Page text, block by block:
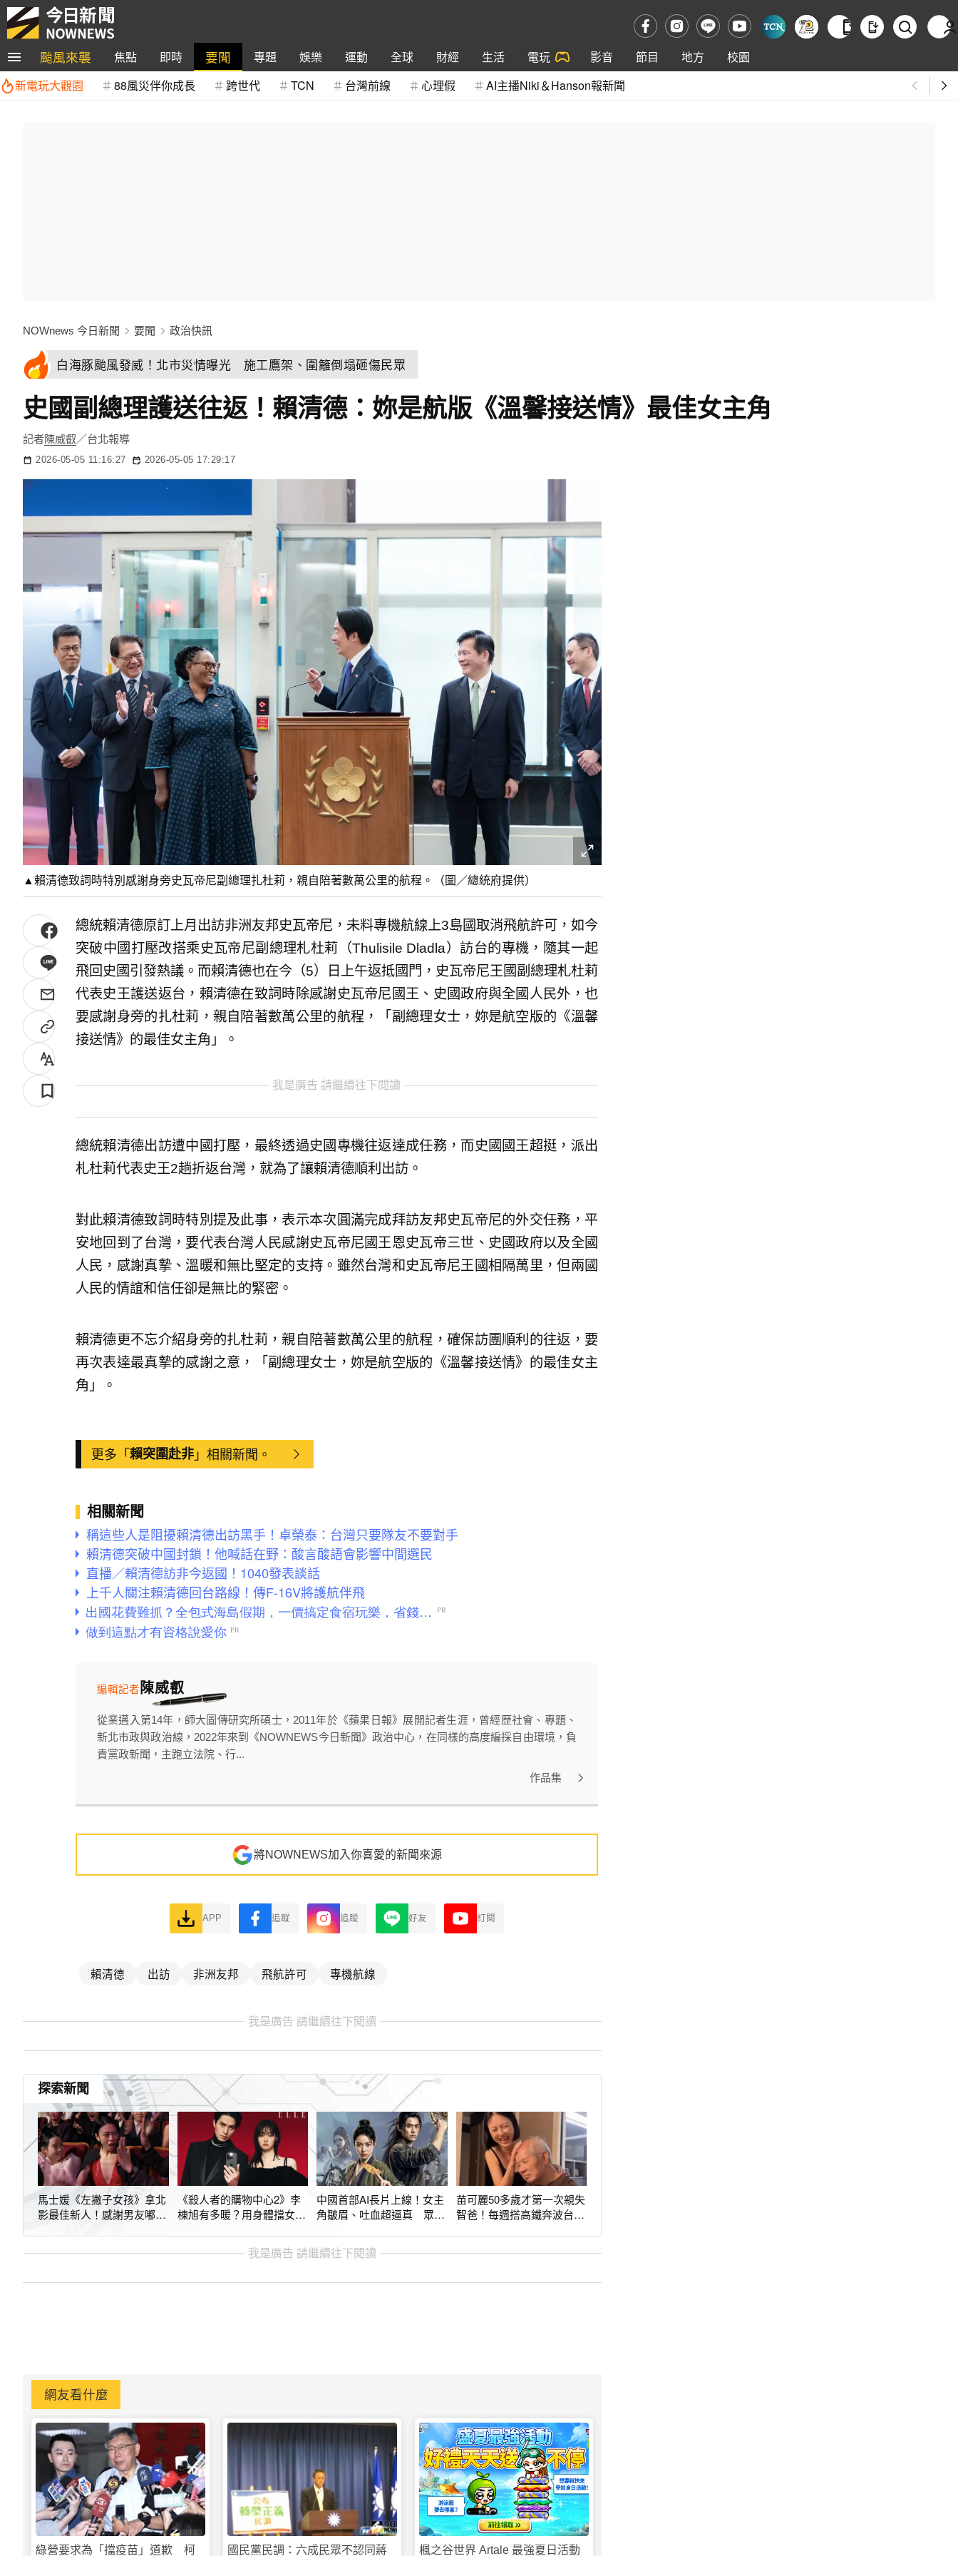
颱風來襲 焦點 即時 要聞 專題 娛樂 運動 全球 財經 生活 電玩 影音 節目 地方
校園
新電玩大觀園
88風災伴你成長 跨世代 TCN 台灣前線 心理假 AI主播Niki＆Hanson報新聞
NOWnews 今日新聞 要聞 政治快訊
白海豚颱風發威！北市災情曝光 施工鷹架、圍籬倒塌砸傷民眾
史國副總理護送往返！賴清德：妳是航版《溫馨接送情》最佳女主角
記者陳威叡／台北報導
2026-05-05 11:16:27 2026-05-05 17:29:17
▲賴清德致詞時特別感謝身旁史瓦帝尼副總理扎杜莉，親自陪著數萬公里的航程。（圖／總統府提供）
總統賴清德原訂上月出訪非洲友邦史瓦帝尼，未料專機航線上3島國取消飛航許可，如今
突破中國打壓改搭乘史瓦帝尼副總理札杜莉（Thulisile Dladla）訪台的專機，隨其一起
飛回史國引發熱議。而賴清德也在今（5）日上午返抵國門，史瓦帝尼王國副總理札杜莉
代表史王護送返台，賴清德在致詞時除感謝史瓦帝尼國王、史國政府與全國人民外，也
要感謝身旁的扎杜莉，親自陪著數萬公里的航程，「副總理女士，妳是航空版的《溫馨
接送情》的最佳女主角」。
我是廣告 請繼續往下閱讀
總統賴清德出訪遭中國打壓，最終透過史國專機往返達成任務，而史國國王超挺，派出
札杜莉代表史王2趟折返台灣，就為了讓賴清德順利出訪。
對此賴清德致詞時特別提及此事，表示本次圓滿完成拜訪友邦史瓦帝尼的外交任務，平
安地回到了台灣，要代表台灣人民感謝史瓦帝尼國王恩史瓦帝三世、史國政府以及全國
人民，感謝真摯、溫暖和無比堅定的支持。雖然台灣和史瓦帝尼王國相隔萬里，但兩國
人民的情誼和信任卻是無比的緊密。
賴清德更不忘介紹身旁的扎杜莉，親自陪著數萬公里的航程，確保訪團順利的往返，要
再次表達最真摯的感謝之意，「副總理女士，妳是航空版的《溫馨接送情》的最佳女主
角」。
更多「賴突圍赴非」相關新聞。
相關新聞
稱這些人是阻擾賴清德出訪黑手！卓榮泰：台灣只要隊友不要對手
賴清德突破中國封鎖！他喊話在野：酸言酸語會影響中間選民
直播／賴清德訪非今返國！1040發表談話
上千人關注賴清德回台路線！傳F-16V將護航伴飛
陳威叡
編輯記者
從業邁入第14年，師大圖傳研究所碩士，2011年於《蘋果日報》展開記者生涯，曾經歷社會、專題、
新北市政與政治線，2022年來到《NOWNEWS今日新聞》政治中心，在同樣的高度編採自由環境，負
責黨政新聞，主跑立法院、行...
作品集
將NOWNEWS加入你喜愛的新聞來源
APP 追蹤 追蹤 好友 訂閱
賴清德 出訪 非洲友邦 飛航許可 專機航線
我是廣告 請繼續往下閱讀
探索新聞
馬士媛《左撇子女孩》拿北
影最佳新人！感謝男友嘟
《殺人者的購物中心2》李
棟旭有多暖？用身體擋女主
中國首部AI長片上線！女主
角皺眉、吐血超逼真 眾
苗可麗50多歲才第一次親失
智爸！每週搭高鐵奔波台
我是廣告 請繼續往下閱讀
網友看什麼
綠營要求為「擋疫苗」道歉 柯 國民黨民調：六成民眾不認同蔣 楓之谷世界 Artale 最強夏日活動
PR